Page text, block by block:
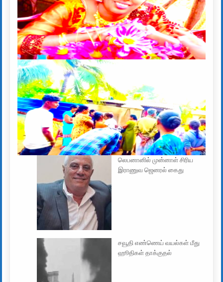
லெபனானில் முன்னாள் சிரிய
இராணுவ ஜெனரல் கைது
சவூதி எண்ணெய் வயல்கள் மீது
ஹூதிகள் தாக்குதல்